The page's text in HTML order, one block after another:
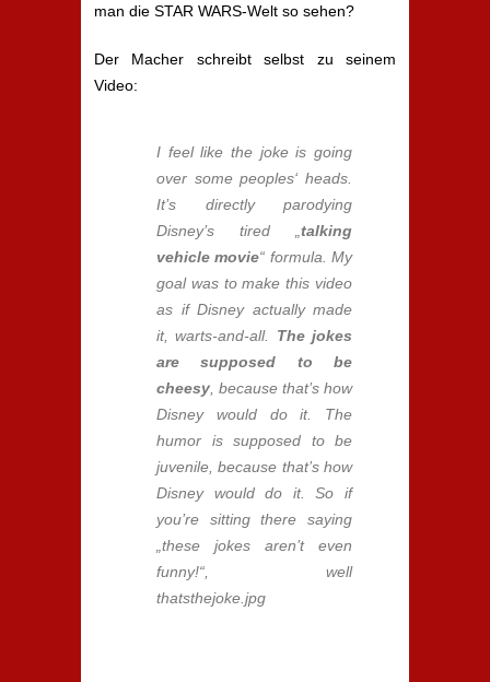
man die STAR WARS-Welt so sehen?
Der Macher schreibt selbst zu seinem
Video:
I feel like the joke is going
over some peoples‘ heads.
It’s directly parodying
Disney’s tired „ talking
vehicle movie“ formula. My
goal was to make this video
as if Disney actually made
it, warts-and-all. The jokes
are supposed to be
cheesy , because that’s how
Disney would do it. The
humor is supposed to be
juvenile, because that’s how
Disney would do it. So if
you’re sitting there saying
„these jokes aren’t even
funny!“, well
thatsthejoke.jpg